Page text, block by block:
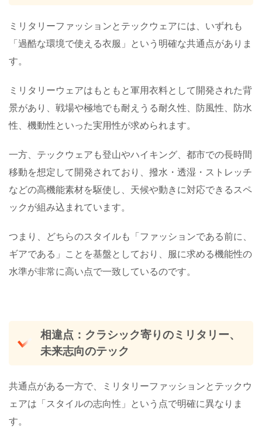
ミリタリーファッションとテックウェアには、いずれも
「過酷な環境で使える衣服」という明確な共通点がありま
す。
ミリタリーウェアはもともと軍用衣料として開発された背
景があり、戦場や極地でも耐えうる耐久性、防風性、防水
性、機動性といった実用性が求められます。
一方、テックウェアも登山やハイキング、都市での長時間
移動を想定して開発されており、撥水・透湿・ストレッチ
などの高機能素材を駆使し、天候や動きに対応できるスペ
ックが組み込まれています。
つまり、どちらのスタイルも「ファッションである前に、
ギアである」ことを基盤としており、服に求める機能性の
水準が非常に高い点で一致しているのです。
相違点：クラシック寄りのミリタリー、
未来志向のテック
共通点がある一方で、ミリタリーファッションとテックウ
ェアは「スタイルの志向性」という点で明確に異なりま
す。